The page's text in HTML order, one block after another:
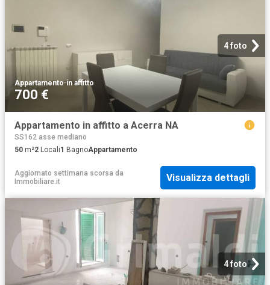
4 foto
Appartamento·in affitto
700 €
Appartamento in affitto a Acerra NA
SS162 asse mediano
50 m²2 Locali1 BagnoAppartamento
Aggiornato settimana scorsa da
Immobiliare.it
Visualizza dettagli
4 foto